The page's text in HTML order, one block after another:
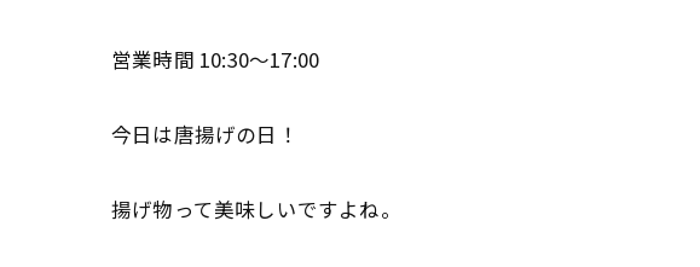
営業時間 10:30～17:00
今日は唐揚げの日！
揚げ物って美味しいですよね。